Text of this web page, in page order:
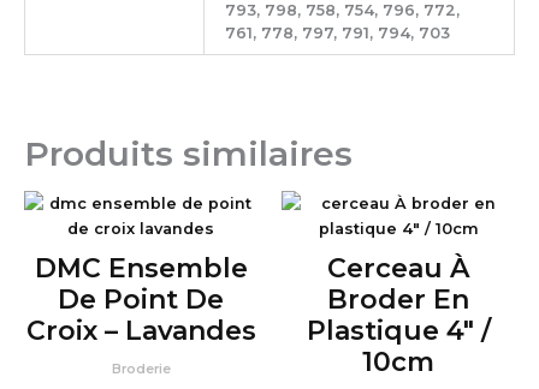
793, 798, 758, 754, 796, 772,
761, 778, 797, 791, 794, 703
Produits similaires
DMC Ensemble
De Point De
Croix – Lavandes
Broderie
Cerceau À
Broder En
Plastique 4″ /
10cm